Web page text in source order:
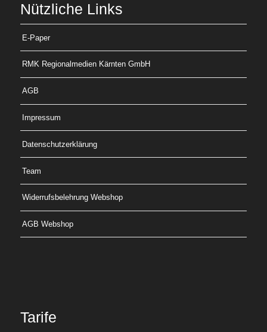
Nützliche Links
E-Paper
RMK Regionalmedien Kärnten GmbH
AGB
Impressum
Datenschutzerklärung
Team
Widerrufsbelehrung Webshop
AGB Webshop
Tarife